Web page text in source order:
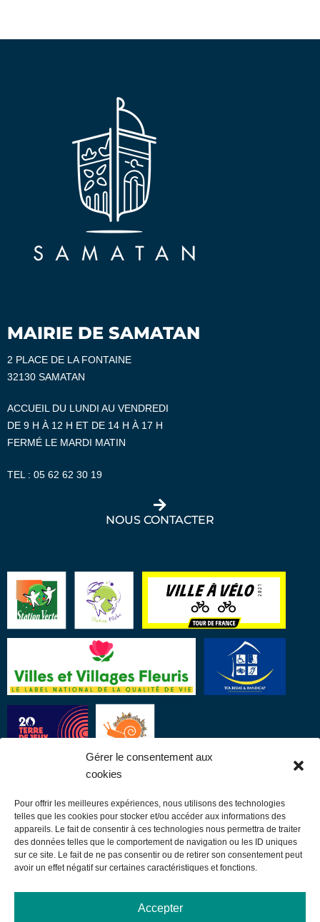
Gérer le consentement aux
cookies
Pour offrir les meilleures expériences, nous utilisons des technologies
telles que les cookies pour stocker et/ou accéder aux informations des
appareils. Le fait de consentir à ces technologies nous permettra de traiter
des données telles que le comportement de navigation ou les ID uniques
sur ce site. Le fait de ne pas consentir ou de retirer son consentement peut
avoir un effet négatif sur certaines caractéristiques et fonctions.
Accepter
MAIRIE DE SAMATAN
2 PLACE DE LA FONTAINE
32130 SAMATAN
ACCUEIL DU LUNDI AU VENDREDI
DE 9 H À 12 H ET DE 14 H À 17 H
FERMÉ LE MARDI MATIN
TEL : 05 62 62 30 19
NOUS CONTACTER
LIENS UTILES
Communauté de communes